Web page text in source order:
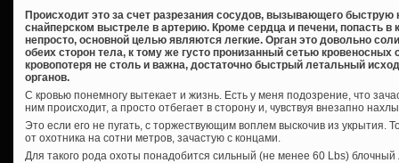
Происходит это за счет разрезания сосудов, вызывающего быструю
снайперском выстреле в артерию. Кроме сердца и печени, попасть в
непросто, основной целью являются легкие. Орган это довольно
обеих сторон тела, к тому же густо пронизанный сетью
кровопотеря не столь и важна, достаточно быстрый летальный
органов.
С кровью понемногу вытекает и жизнь. Есть у меня подозрение, что
ним происходит, а просто отбегает в сторону и, чувствуя внезапно
Это если его не пугать, с торжествующим воплем выскочив из укрытия.
от охотника на сотни метров, зачастую с концами.
Для такого рода охоты понадобится сильный (не менее 60 Lbs) блочный